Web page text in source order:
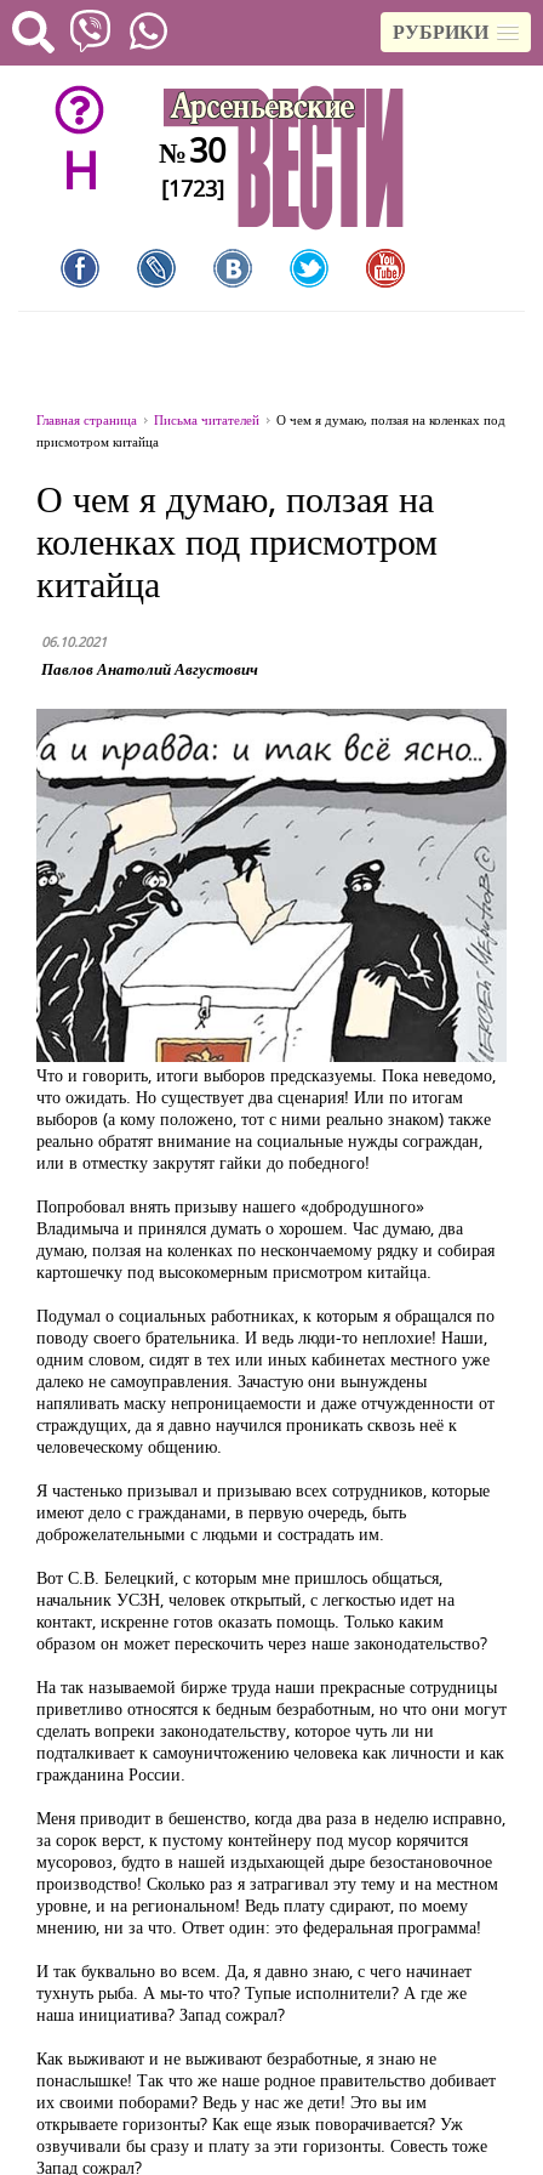
РУБРИКИ
H №30
[1723]
Главная страница Письма читателей
О чем я думаю, ползая на коленках под
присмотром китайца
О чем я думаю, ползая на
коленках под присмотром
китайца
06.10.2021
Павлов Анатолий Августович
Что и говорить, итоги выборов предсказуемы. Пока неведомо,
что ожидать. Но существует два сценария! Или по итогам
выборов (а кому положено, тот с ними реально знаком) также
реально обратят внимание на социальные нужды сограждан,
или в отместку закрутят гайки до победного!
Попробовал внять призыву нашего «добродушного»
Владимыча и принялся думать о хорошем. Час думаю, два
думаю, ползая на коленках по нескончаемому рядку и собирая
картошечку под высокомерным присмотром китайца.
Подумал о социальных работниках, к которым я обращался по
поводу своего брательника. И ведь люди-то неплохие! Наши,
одним словом, сидят в тех или иных кабинетах местного уже
далеко не самоуправления. Зачастую они вынуждены
напяливать маску непроницаемости и даже отчужденности от
страждущих, да я давно научился проникать сквозь неё к
человеческому общению.
Я частенько призывал и призываю всех сотрудников, которые
имеют дело с гражданами, в первую очередь, быть
доброжелательными с людьми и сострадать им.
Вот С.В. Белецкий, с которым мне пришлось общаться,
начальник УСЗН, человек открытый, с легкостью идет на
контакт, искренне готов оказать помощь. Только каким
образом он может перескочить через наше законодательство?
На так называемой бирже труда наши прекрасные сотрудницы
приветливо относятся к бедным безработным, но что они могут
сделать вопреки законодательству, которое чуть ли ни
подталкивает к самоуничтожению человека как личности и как
гражданина России.
Меня приводит в бешенство, когда два раза в неделю исправно,
за сорок верст, к пустому контейнеру под мусор корячится
мусоровоз, будто в нашей издыхающей дыре безостановочное
производство! Сколько раз я затрагивал эту тему и на местном
уровне, и на региональном! Ведь плату сдирают, по моему
мнению, ни за что. Ответ один: это федеральная программа!
И так буквально во всем. Да, я давно знаю, с чего начинает
тухнуть рыба. А мы-то что? Тупые исполнители? А где же
наша инициатива? Запад сожрал?
Как выживают и не выживают безработные, я знаю не
понаслышке! Так что же наше родное правительство добивает
их своими поборами? Ведь у нас же дети! Это вы им
открываете горизонты? Как еще язык поворачивается? Уж
озвучивали бы сразу и плату за эти горизонты. Совесть тоже
Запад сожрал?